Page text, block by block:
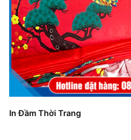
In Đầm Thời Trang